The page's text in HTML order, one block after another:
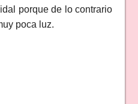
porque de lo contrario
poca luz.